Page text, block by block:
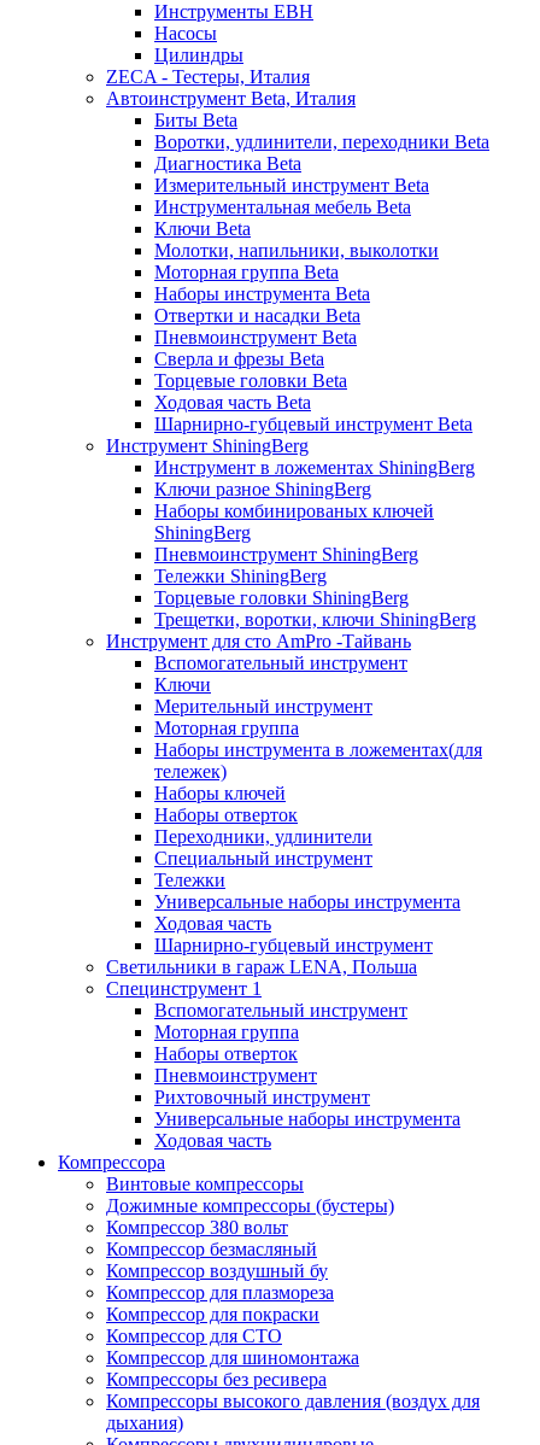
Инструменты EBH
Насосы
Цилиндры
ZECA - Тестеры, Италия
Автоинструмент Beta, Италия
Биты Beta
Воротки, удлинители, переходники Beta
Диагностика Beta
Измерительный инструмент Beta
Инструментальная мебель Beta
Ключи Beta
Молотки, напильники, выколотки
Моторная группа Beta
Наборы инструмента Beta
Отвертки и насадки Beta
Пневмоинструмент Beta
Сверла и фрезы Beta
Торцевые головки Beta
Ходовая часть Beta
Шарнирно-губцевый инструмент Beta
Инструмент ShiningBerg
Инструмент в ложементах ShiningBerg
Ключи разное ShiningBerg
Наборы комбинированых ключей
ShiningBerg
Пневмоинструмент ShiningBerg
Тележки ShiningBerg
Торцевые головки ShiningBerg
Трещетки, воротки, ключи ShiningBerg
Инструмент для сто AmPro -Тайвань
Вспомогательный инструмент
Ключи
Мерительный инструмент
Моторная группа
Наборы инструмента в ложементах(для
тележек)
Наборы ключей
Наборы отверток
Переходники, удлинители
Специальный инструмент
Тележки
Универсальные наборы инструмента
Ходовая часть
Шарнирно-губцевый инструмент
Светильники в гараж LENA, Польша
Специнструмент 1
Вспомогательный инструмент
Моторная группа
Наборы отверток
Пневмоинструмент
Рихтовочный инструмент
Универсальные наборы инструмента
Ходовая часть
Компрессора
Винтовые компрессоры
Дожимные компрессоры (бустеры)
Компрессор 380 вольт
Компрессор безмасляный
Компрессор воздушный бу
Компрессор для плазмореза
Компрессор для покраски
Компрессор для СТО
Компрессор для шиномонтажа
Компрессоры без ресивера
Компрессоры высокого давления (воздух для
дыхания)